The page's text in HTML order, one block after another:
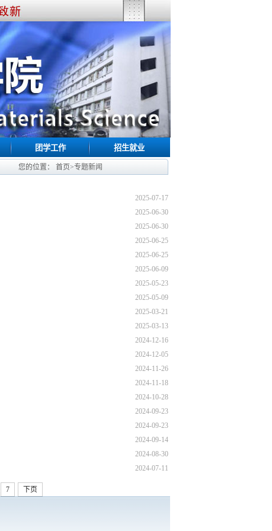
团学工作 招生就业
您的位置： 首页>专题新闻
2025-07-17
2025-06-30
2025-06-30
2025-06-25
2025-06-25
2025-06-09
2025-05-23
2025-05-09
2025-03-21
2025-03-13
2024-12-16
2024-12-05
2024-11-26
2024-11-18
2024-10-28
2024-09-23
2024-09-23
2024-09-14
2024-08-30
2024-07-11
7 下页